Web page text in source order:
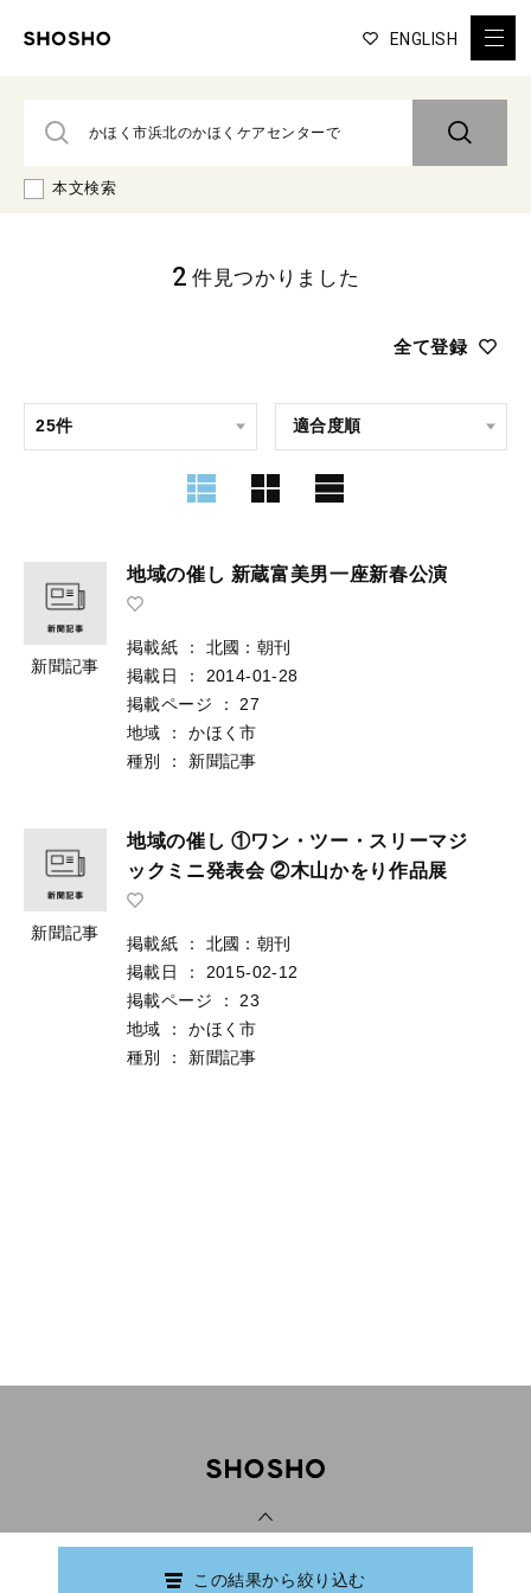
ENGLISH
本文検索
全て登録
2 件見つかりました
新聞記事
地域の催し 新蔵富美男一座新春公演
掲載紙 ：
北國：朝刊
掲載日
：
2014-01-28
掲載ページ
：
27
地域
：
かほく市
種別
： 新聞記事
新聞記事
地域の催し ①ワン・ツー・スリーマジ
ックミニ発表会 ②木山かをり作品展
掲載紙 ：
北國：朝刊
掲載日
：
2015-02-12
掲載ページ
：
23
地域
：
かほく市
種別
： 新聞記事
この結果から絞り込む
Copyright © Ishikawa Prefectural Library.